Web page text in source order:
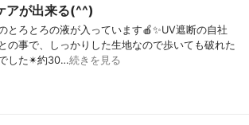
アが出来る(^^)
とろとろの液が入っています🍎✨UV遮断の自社
の事で、しっかりした生地なので歩いても破れた
した✴約30…続きを見る